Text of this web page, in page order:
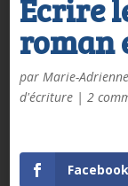
Écrire
roman
par Marie-
d'écriture| 2
Facebook